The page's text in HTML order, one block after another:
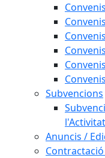
Subvencions
Anuncis /